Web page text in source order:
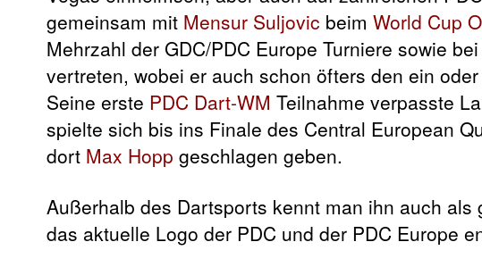
gemeinsam mit Mensur Suljovic beim World Cup
Mehrzahl der GDC/PDC Europe Turniere sowie
vertreten, wobei er auch schon öfters den ein
Seine erste PDC Dart-WM Teilnahme verpasste
spielte sich bis ins Finale des Central European
dort Max Hopp geschlagen geben.
Außerhalb des Dartsports kennt man ihn auch
das aktuelle Logo der PDC und der PDC Europe